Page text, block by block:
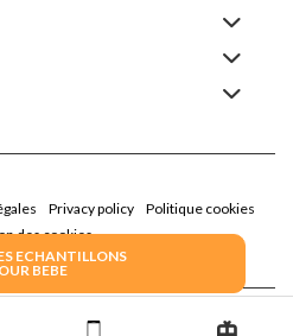
ECHANTILLONS
BEBE
Privacy policy
Politique cookies
des cookies